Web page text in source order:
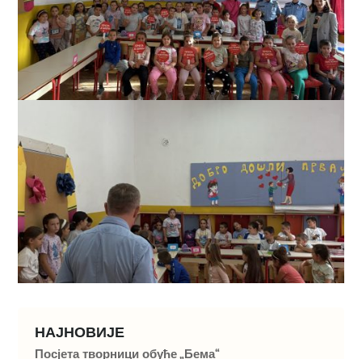
НАЈНОВИЈЕ
Посјета творници обуће „Бема“